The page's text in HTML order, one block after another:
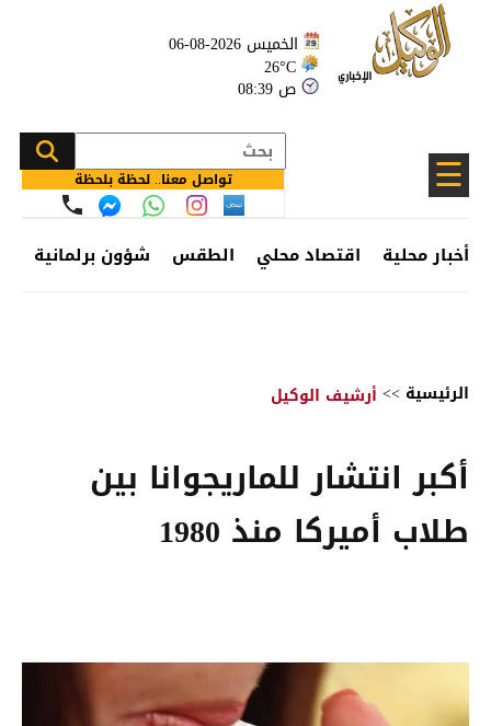
الخميس 2026-08-06
26°C
08:39 ص
☰ تواصل معنا.. لحظة بلحظة
أخبار محلية اقتصاد محلي الطقس شؤون برلمانية
الرئيسية >> أرشيف الوكيل
أكبر انتشار للماريجوانا بين
طلاب أميركا منذ 1980